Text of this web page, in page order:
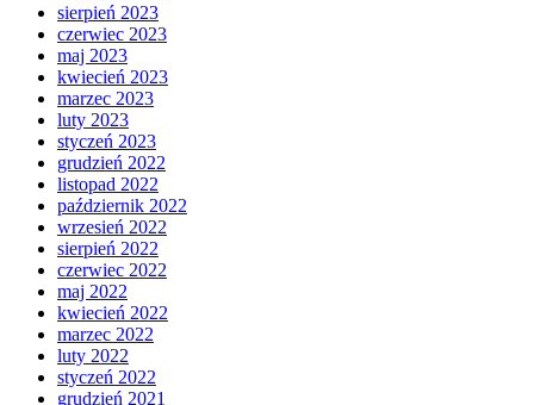
sierpień 2023
czerwiec 2023
maj 2023
kwiecień 2023
marzec 2023
luty 2023
styczeń 2023
grudzień 2022
listopad 2022
październik 2022
wrzesień 2022
sierpień 2022
czerwiec 2022
maj 2022
kwiecień 2022
marzec 2022
luty 2022
styczeń 2022
grudzień 2021